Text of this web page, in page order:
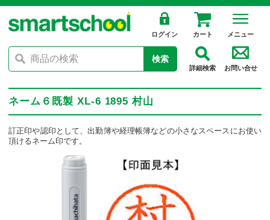
ログイン カート メニュー
検索
詳細検索 お問い合せ
ネーム６既製 XL-6 1895 村山
訂正印や認印として、出勤簿や経理帳簿などの小さなスペースにお使い
頂けるネーム印です。